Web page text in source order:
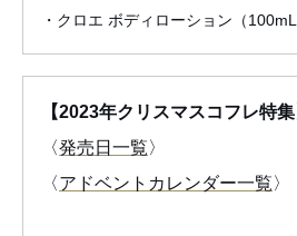
・クロエ ボディローション（100mL
【2023年クリスマスコフレ特集
〈発売日一覧〉
〈アドベントカレンダー一覧〉